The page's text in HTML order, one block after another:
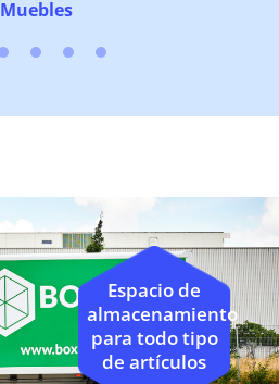
Muebles
Espacio de
almacenamiento
para todo tipo
de artículos